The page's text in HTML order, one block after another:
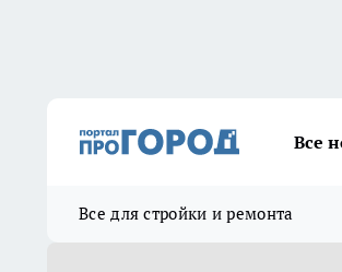
Все
Все для стройки и ремонта